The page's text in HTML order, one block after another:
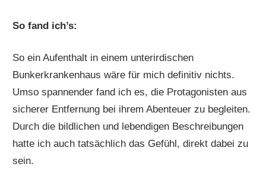
So fand ich’s:
So ein Aufenthalt in einem unterirdischen
Bunkerkrankenhaus wäre für mich definitiv nichts.
Umso spannender fand ich es, die Protagonisten aus
sicherer Entfernung bei ihrem Abenteuer zu begleiten.
Durch die bildlichen und lebendigen Beschreibungen
hatte ich auch tatsächlich das Gefühl, direkt dabei zu
sein.